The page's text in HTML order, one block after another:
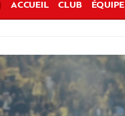
ACCUEIL CLUB ÉQUIPE